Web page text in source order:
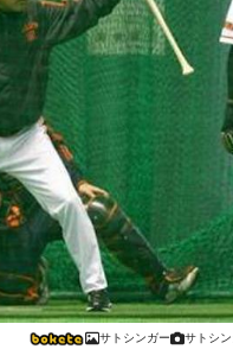
サトシンガー サトシ